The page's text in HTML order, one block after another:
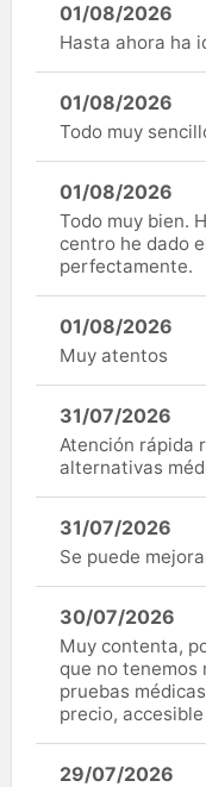
01/08/2026
Hasta ahora ha
01/08/2026
Todo muy
01/08/2026
Todo muy bien.
centro he dado
perfectamente.
01/08/2026
Muy atentos
31/07/2026
Atención rápida
alternativas
31/07/2026
Se puede
30/07/2026
Muy contenta,
que no tenemos
pruebas
precio,
29/07/2026